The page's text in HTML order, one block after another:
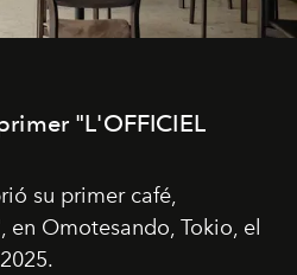
"L'OFFICIEL
su primer café,
en Omotesando, Tokio, el